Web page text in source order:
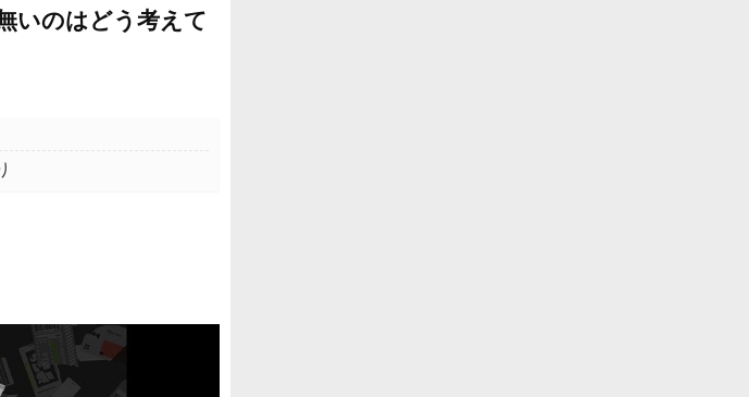
いのはどう考えて